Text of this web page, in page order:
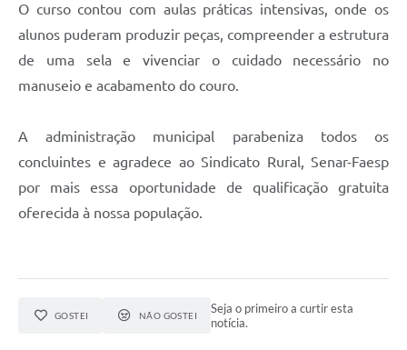
O curso contou com aulas práticas intensivas, onde os
alunos puderam produzir peças, compreender a estrutura
de uma sela e vivenciar o cuidado necessário no
manuseio e acabamento do couro.
A administração municipal parabeniza todos os
concluintes e agradece ao Sindicato Rural, Senar-Faesp
por mais essa oportunidade de qualificação gratuita
oferecida à nossa população.
GOSTEI NÃO GOSTEI
Seja o primeiro a curtir esta
notícia.